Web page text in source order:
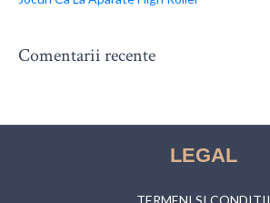
Comentarii recente
LEGAL
TERMENI SI CONDITII